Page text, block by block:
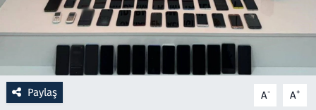
Paylaş A- A+
Sağlık
Savunma Sanayi
Seçim 2023